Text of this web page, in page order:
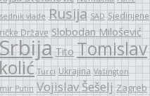
vlade Rusija SAD Sjedinjene
Države Slobodan Milošević
Tito Tomislav
Turci Ukrajina Vašington
Putin Vojislav Šešelj Zagreb